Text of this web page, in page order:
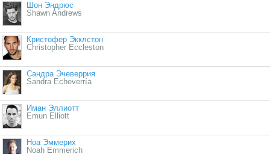
Шон Эндрюс
Shawn Andrews
Кристофер Экклстон
Christopher Eccleston
Сандра Эчеверрия
Sandra Echeverría
Иман Эллиотт
Emun Elliott
Ноа Эммерих
Noah Emmerich